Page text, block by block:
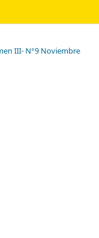
III- N°9 Noviembre